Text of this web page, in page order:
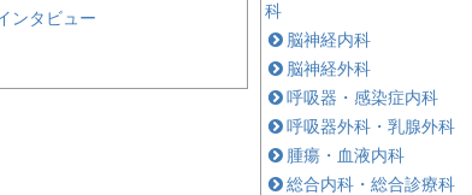
ンタビュー
科
脳神経内科
脳神経外科
呼吸器・感染症内科
呼吸器外科・乳腺外科
腫瘍・血液内科
総合内科・総合診療科